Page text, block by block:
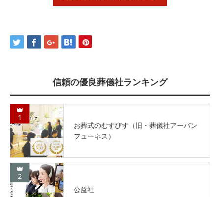
信頼の優良葬儀社ランキング
1
お葬式のむすびす（旧・葬儀社アーバン
フューネス）
2
公益社